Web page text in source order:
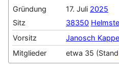
Gründung
17. Juli 2025
Sitz
38350
Vorsitz
Janosch
Mitglieder
etwa 35 (Stand